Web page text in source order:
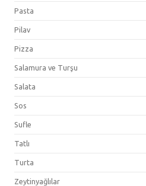
Pasta
Pilav
Pizza
Salamura ve Turşu
Salata
Sos
Sufle
Tatlı
Turta
Zeytinyağlılar